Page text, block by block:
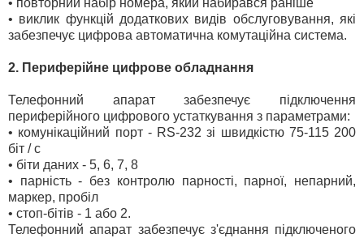
• повторний набір номера, який набирався раніше
• виклик функцій додаткових видів обслуговування, які
забезпечує цифрова автоматична комутаційна система.
2. Периферійне цифрове обладнання
Телефонний апарат забезпечує підключення
периферійного цифрового устаткування з параметрами:
• комунікаційний порт - RS-232 зі швидкістю 75-115 200
біт / с
• біти даних - 5, 6, 7, 8
• парність - без контролю парності, парної, непарний,
маркер, пробіл
• стоп-бітів - 1 або 2.
Телефонний апарат забезпечує з'єднання підключеного